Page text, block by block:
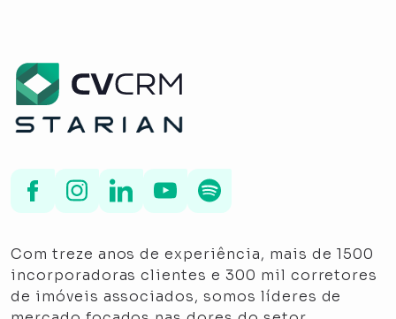
Com treze anos de experiência, mais de 1500
incorporadoras clientes e 300 mil corretores
de imóveis associados, somos líderes de